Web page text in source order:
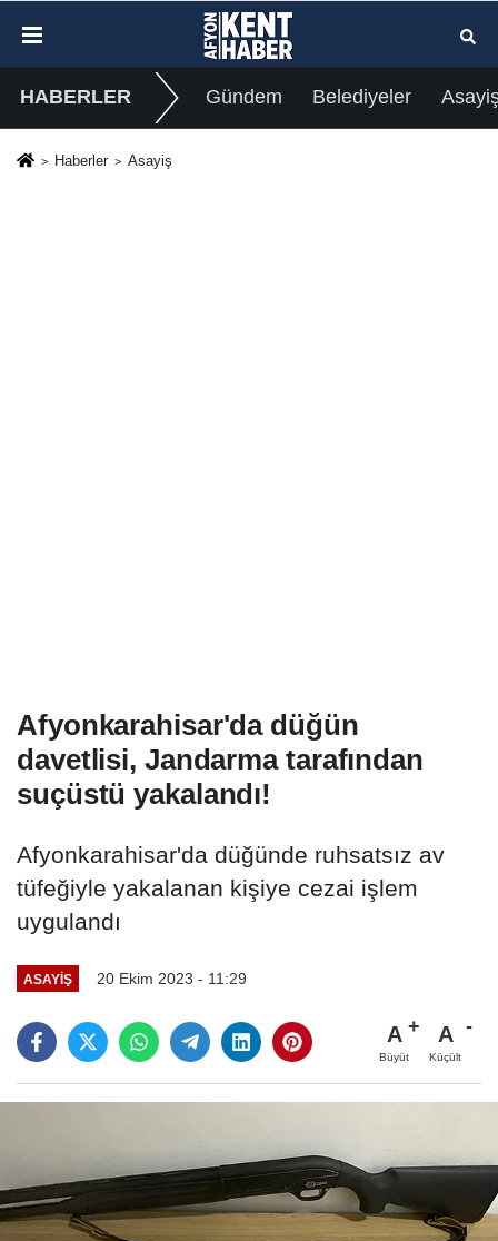
HABERLER Gündem Belediyeler
Haberler Asayiş
Afyonkarahisar'da düğün
davetlisi, Jandarma tarafından
suçüstü yakalandı!
Afyonkarahisar'da düğünde ruhsatsız av
tüfeğiyle yakalanan kişiye cezai işlem
uygulandı
ASAYIŞ 20 Ekim 2023 - 11:29
A
Büyüt
A
Küçült